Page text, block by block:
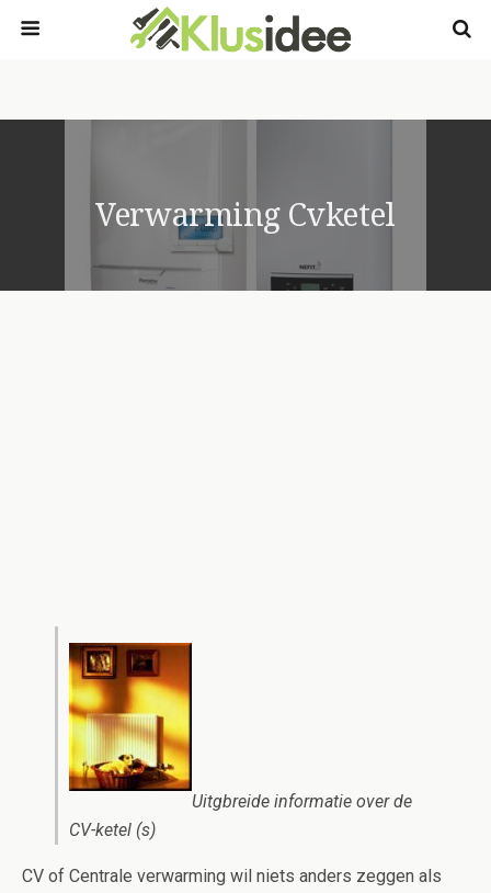
Verwarming Cvketel
Uitgbreide informatie over de
CV-ketel (s)
CV of Centrale verwarming wil niets anders zeggen als